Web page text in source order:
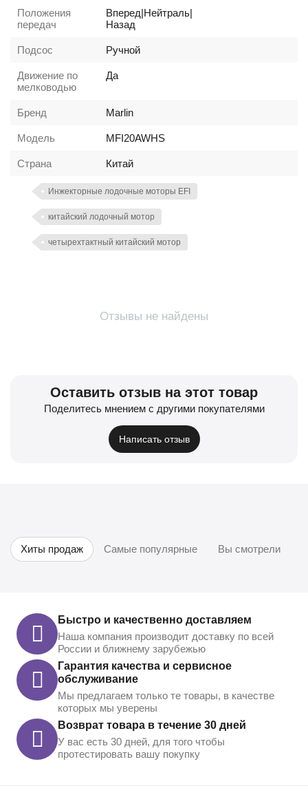
Положения
передач
Вперед|Нейтраль|
Назад
Подсос Ручной
Движение по
мелководью
Да
Бренд Marlin
Модель MFI20AWHS
Страна Китай
Инжекторные лодочные моторы EFI
китайский лодочный мотор
четырехтактный китайский мотор
Отзывы не найдены
Оставить отзыв на этот товар
Поделитесь мнением с другими покупателями
Написать отзыв
Хиты продаж Самые популярные Вы смотрели
Быстро и качественно доставляем
Наша компания производит доставку по всей
России и ближнему зарубежью
Гарантия качества и сервисное
обслуживание
Мы предлагаем только те товары, в качестве
которых мы уверены
Возврат товара в течение 30 дней
У вас есть 30 дней, для того чтобы
протестировать вашу покупку